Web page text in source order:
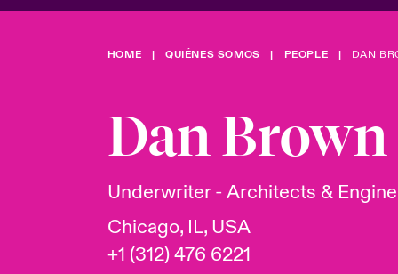
Quiénes somos
El Consejo
Trabaja con
Ver más novedades
En portada
Área de clientes
Clientes
HOME QUIÉNES SOMOS PEOPLE DAN
Dan Brown
Underwriter - Architects &
Chicago, IL, USA
+1 (312) 476 6221